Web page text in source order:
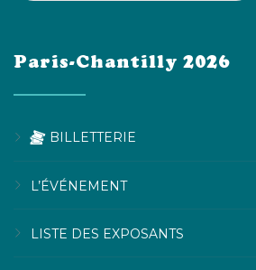
Paris-Chantilly 2026
BILLETTERIE
L’ÉVÉNEMENT
LISTE DES EXPOSANTS